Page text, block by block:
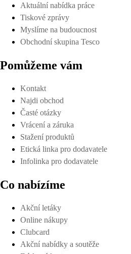
Aktuální nabídka práce
Tiskové zprávy
Myslíme na budoucnost
Obchodní skupina Tesco
Pomůžeme vám
Kontakt
Najdi obchod
Časté otázky
Vrácení a záruka
Stažení produktů
Etická linka pro dodavatele
Infolinka pro dodavatele
Co nabízíme
Akční letáky
Online nákupy
Clubcard
Akční nabídky a soutěže